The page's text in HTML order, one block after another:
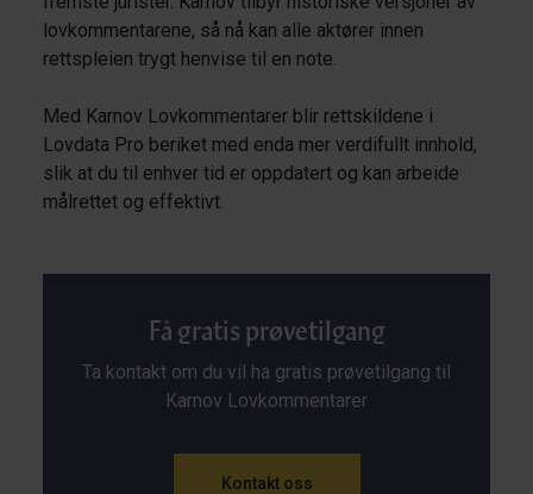
lovkommentarene, så nå kan alle aktører innen
rettspleien trygt henvise til en note.
Med Karnov Lovkommentarer blir rettskildene i
Lovdata Pro beriket med enda mer verdifullt innhold,
slik at du til enhver tid er oppdatert og kan arbeide
målrettet og effektivt.
Få gratis prøvetilgang
Ta kontakt om du vil ha gratis prøvetilgang til
Karnov Lovkommentarer
Kontakt oss